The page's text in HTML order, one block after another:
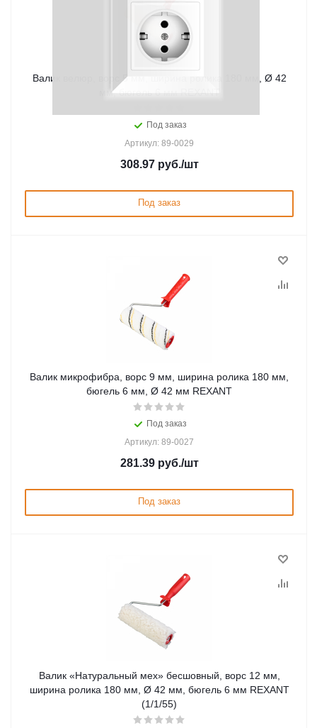
Валик велюр, ворс 5 мм, ширина ролика 180 мм, Ø 42
мм, бюгель 6 мм REXANT
Под заказ
Артикул: 89-0029
308.97руб./шт
Под заказ
Валик микрофибра, ворс 9 мм, ширина ролика 180 мм,
бюгель 6 мм, Ø 42 мм REXANT
Под заказ
Артикул: 89-0027
281.39руб./шт
Под заказ
Валик «Натуральный мех» бесшовный, ворс 12 мм,
ширина ролика 180 мм, Ø 42 мм, бюгель 6 мм REXANT
(1/1/55)